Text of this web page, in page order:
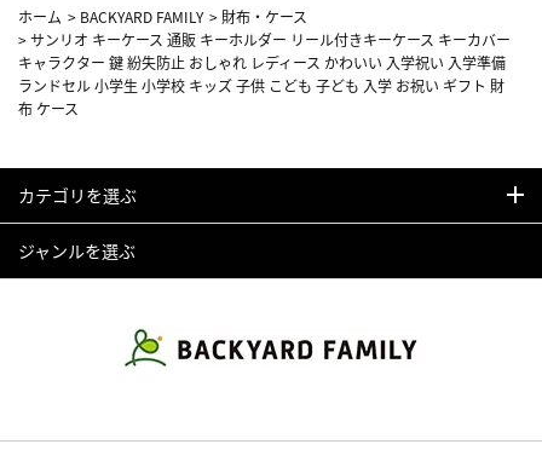
ホーム > BACKYARD FAMILY > 財布・ケース
>サンリオ キーケース 通販 キーホルダー リール付きキーケース キーカバー
キャラクター 鍵 紛失防止 おしゃれ レディース かわいい 入学祝い 入学準備
ランドセル 小学生 小学校 キッズ 子供 こども 子ども 入学 お祝い ギフト 財
布 ケース
カテゴリを選ぶ
ジャンルを選ぶ